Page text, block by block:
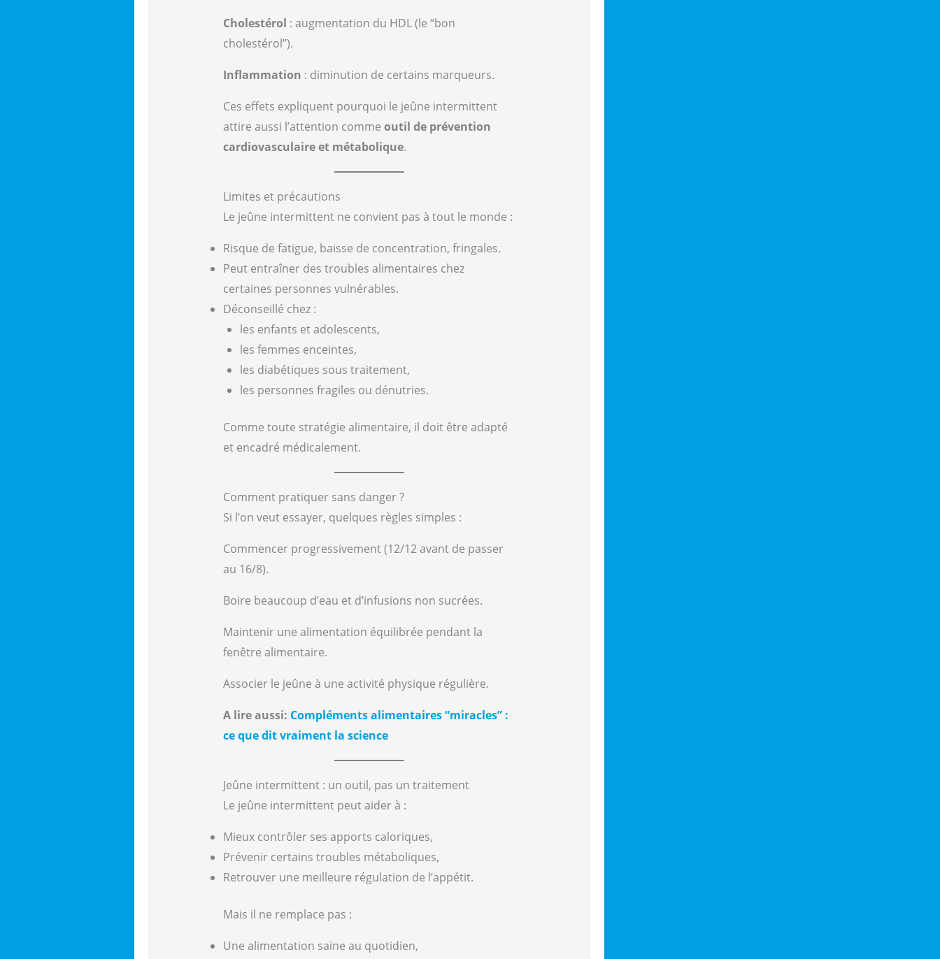
Cholestérol : augmentation du HDL (le “bon
cholestérol”).
Inflammation : diminution de certains marqueurs.
Ces effets expliquent pourquoi le jeûne intermittent
attire aussi l’attention comme outil de prévention
cardiovasculaire et métabolique.
Limites et précautions
Le jeûne intermittent ne convient pas à tout le monde :
Risque de fatigue, baisse de concentration, fringales.
Peut entraîner des troubles alimentaires chez
certaines personnes vulnérables.
Déconseillé chez :
les enfants et adolescents,
les femmes enceintes,
les diabétiques sous traitement,
les personnes fragiles ou dénutries.
Comme toute stratégie alimentaire, il doit être adapté
et encadré médicalement.
Comment pratiquer sans danger ?
Si l’on veut essayer, quelques règles simples :
Commencer progressivement (12/12 avant de passer
au 16/8).
Boire beaucoup d’eau et d’infusions non sucrées.
Maintenir une alimentation équilibrée pendant la
fenêtre alimentaire.
Associer le jeûne à une activité physique régulière.
A lire aussi: Compléments alimentaires “miracles” :
ce que dit vraiment la science
Jeûne intermittent : un outil, pas un traitement
Le jeûne intermittent peut aider à :
Mieux contrôler ses apports caloriques,
Prévenir certains troubles métaboliques,
Retrouver une meilleure régulation de l’appétit.
Mais il ne remplace pas :
Une alimentation saine au quotidien,